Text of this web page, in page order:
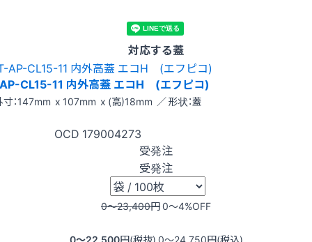
対応する蓋
CL15-11 内外高蓋 エコH (エフピコ)
寸：147mm x 107mm x (高)18mm ／ 形状：蓋
OCD 179004273
受発注
受発注
0〜23,400円0〜4%OFF
0〜22,500円(税抜) 0〜24,750円(税込)